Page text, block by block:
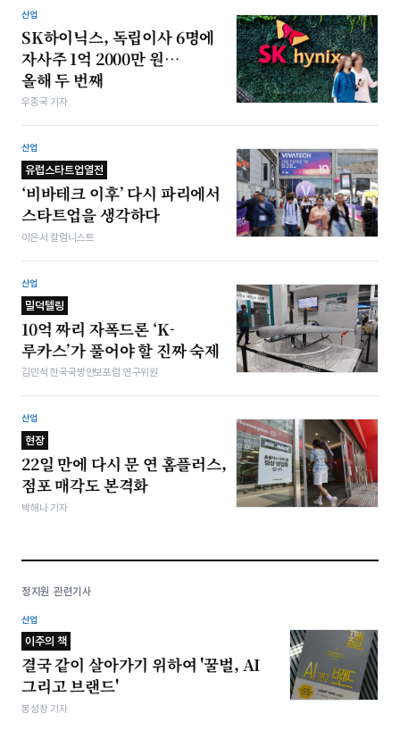
산업
SK하이닉스, 독립이사 6명에
자사주 1억 2000만 원…
올해 두 번째
우종국 기자
산업
유럽스타트업열전
‘비바테크 이후’ 다시 파리에서
스타트업을 생각하다
이은서 칼럼니스트
산업
밀덕텔링
10억 짜리 자폭드론 ‘K-
루카스’가 풀어야 할 진짜 숙제
김민석 한국국방안보포럼 연구위원
산업
현장
22일 만에 다시 문 연 홈플러스,
점포 매각도 본격화
박해나 기자
정지원 관련기사
산업
이주의 책
결국 같이 살아가기 위하여 '꿀벌, AI
그리고 브랜드'
봉성창 기자